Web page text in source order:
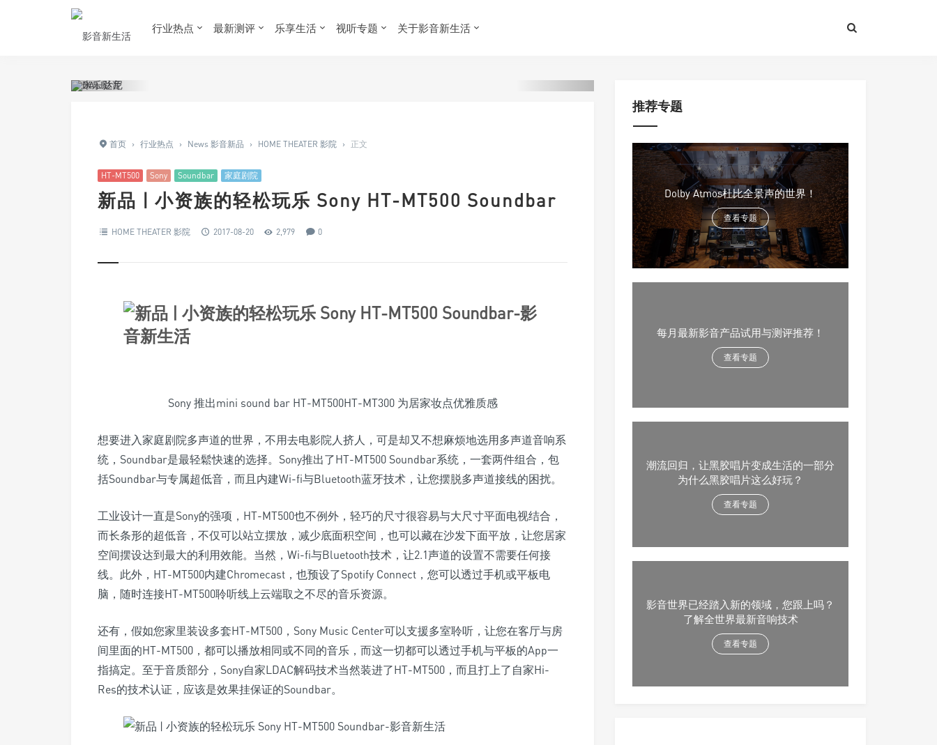
行业热点 最新测评 乐享生活 视听专题 关于影音新生活
首页 › 行业热点 › News 影音新品 › HOME THEATER 影院 › 正文
HT-MT500 Sony Soundbar 家庭剧院
新品 | 小资族的轻松玩乐 Sony HT-MT500 Soundbar
HOME THEATER 影院 2017-08-20 2,979 0
Sony 推出mini sound bar HT-MT500HT-MT300 为居家妆点优雅质感
想要进入家庭剧院多声道的世界，不用去电影院人挤人，可是却又不想麻烦地选用多声道音响系
统，Soundbar是最轻鬆快速的选择。Sony推出了HT-MT500 Soundbar系统，一套两件组合，包
括Soundbar与专属超低音，而且内建Wi-fi与Bluetooth蓝牙技术，让您摆脱多声道接线的困扰。
工业设计一直是Sony的强项，HT-MT500也不例外，轻巧的尺寸很容易与大尺寸平面电视结合，
而长条形的超低音，不仅可以站立摆放，减少底面积空间，也可以藏在沙发下面平放，让您居家
空间摆设达到最大的利用效能。当然，Wi-fi与Bluetooth技术，让2.1声道的设置不需要任何接
线。此外，HT-MT500内建Chromecast，也预设了Spotify Connect，您可以透过手机或平板电
脑，随时连接HT-MT500聆听线上云端取之不尽的音乐资源。
还有，假如您家里装设多套HT-MT500，Sony Music Center可以支援多室聆听，让您在客厅与房
间里面的HT-MT500，都可以播放相同或不同的音乐，而这一切都可以透过手机与平板的App一
指搞定。至于音质部分，Sony自家LDAC解码技术当然装进了HT-MT500，而且打上了自家Hi-
Res的技术认证，应该是效果挂保证的Soundbar。
推荐专题
Dolby Atmos杜比全景声的世界！
查看专题
每月最新影音产品试用与测评推荐！
查看专题
潮流回归，让黑胶唱片变成生活的一部分
为什么黑胶唱片这么好玩？
查看专题
影音世界已经踏入新的领域，您跟上吗？
了解全世界最新音响技术
查看专题